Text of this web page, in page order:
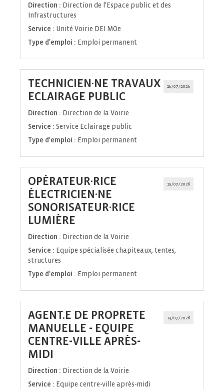
Direction : Direction de l'Espace public et des
Infrastructures
Service : Unité Voirie DEI MOe
Type d'emploi : Emploi permanent
16/07/2026
TECHNICIEN·NE TRAVAUX
ECLAIRAGE PUBLIC(Nouvelle
fenêtre)
Direction : Direction de la Voirie
Service : Service Éclairage public
Type d'emploi : Emploi permanent
15/07/2026
OPÉRATEUR·RICE
ÉLECTRICIEN·NE
SONORISATEUR·RICE
LUMIÈRE
fenêtre)
Direction : Direction de la Voirie
Service : Equipe spécialisée chapiteaux, tentes,
structures
Type d'emploi : Emploi permanent
13/07/2026
AGENT.E DE PROPRETE
MANUELLE - EQUIPE
CENTRE-VILLE APRÈS-
MIDI
fenêtre)
Direction : Direction de la Voirie
Service : Equipe centre-ville après-midi